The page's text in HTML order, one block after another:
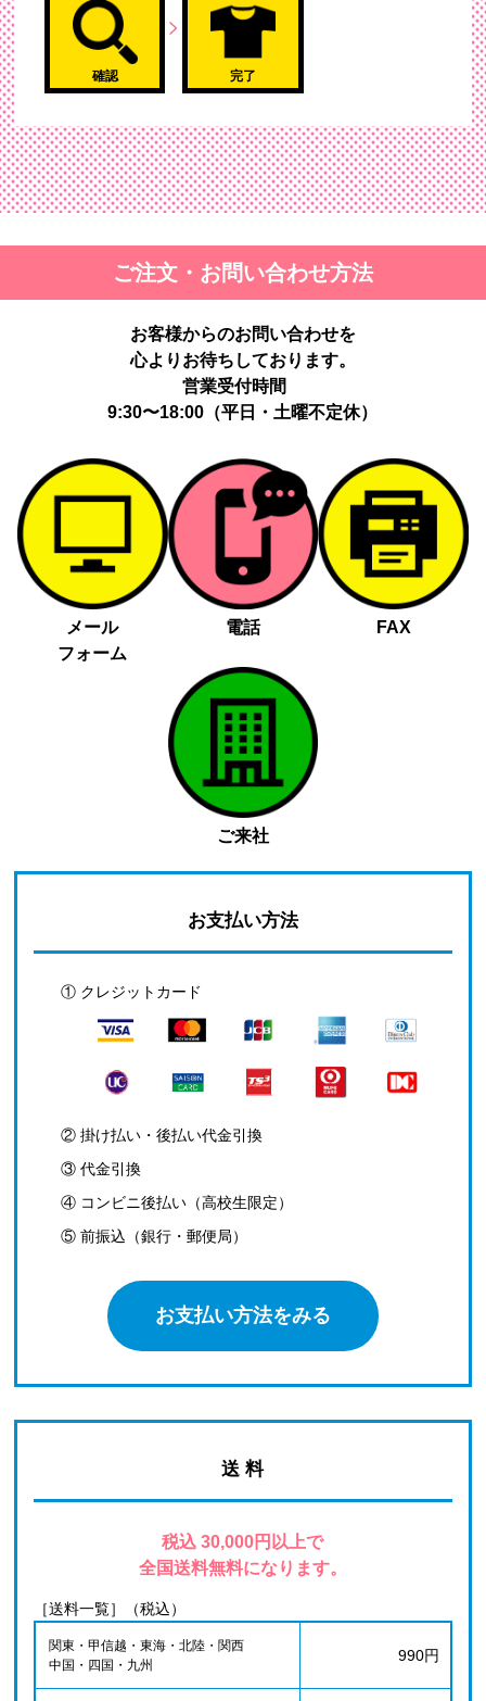
確認 完了
ご注文・お問い合わせ方法
お客様からのお問い合わせを
心よりお待ちしております。
営業受付時間
9:30〜18:00（平日・土曜不定休）
メール
フォーム
電話 FAX
ご来社
お支払い方法
① クレジットカード
② 掛け払い・後払い代金引換
③ 代金引換
④ コンビニ後払い（高校生限定）
⑤ 前振込（銀行・郵便局）
お支払い方法をみる
送 料
税込 30,000円以上で
全国送料無料になります。
［送料一覧］（税込）
関東・甲信越・東海・北陸・関西
中国・四国・九州
990円